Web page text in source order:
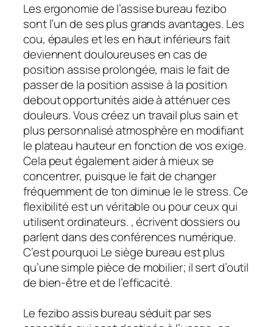
Les ergonomie de l’assise bureau fezibo
sont l’un de ses plus grands avantages. Les
cou, épaules et les en haut inférieurs fait
deviennent douloureuses en cas de
position assise prolongée, mais le fait de
passer de la position assise à la position
debout opportunités aide à atténuer ces
douleurs. Vous créez un travail plus sain et
plus personnalisé atmosphère en modifiant
le plateau hauteur en fonction de vos exige.
Cela peut également aider à mieux se
concentrer, puisque le fait de changer
fréquemment de ton diminue le le stress. Ce
flexibilité est un véritable ou pour ceux qui
utilisent ordinateurs. , écrivent dossiers ou
parlent dans des conférences numérique.
C’est pourquoi Le siège bureau est plus
qu’une simple pièce de mobilier; il sert d’outil
de bien-être et de l’efficacité.
Le fezibo assis bureau séduit par ses